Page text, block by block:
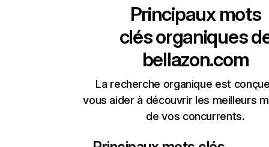
Principaux mots
clés organiques
bellazon.com
La recherche organique est
vous aider à découvrir les meilleurs
de vos concurrents.